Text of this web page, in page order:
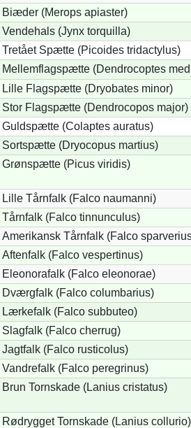
Biæder (Merops apiaster)
Vendehals (Jynx torquilla)
Tretået Spætte (Picoides tridactylus)
Mellemflagspætte (Dendrocoptes
Lille Flagspætte (Dryobates minor)
Stor Flagspætte (Dendrocopos major)
Guldspætte (Colaptes auratus)
Sortspætte (Dryocopus martius)
Grønspætte (Picus viridis)
Lille Tårnfalk (Falco naumanni)
Tårnfalk (Falco tinnunculus)
Amerikansk Tårnfalk (Falco
Aftenfalk (Falco vespertinus)
Eleonorafalk (Falco eleonorae)
Dværgfalk (Falco columbarius)
Lærkefalk (Falco subbuteo)
Slagfalk (Falco cherrug)
Jagtfalk (Falco rusticolus)
Vandrefalk (Falco peregrinus)
Brun Tornskade (Lanius cristatus)
Rødrygget Tornskade (Lanius collurio)